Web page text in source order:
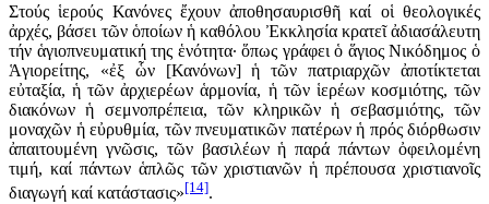
Στούς ἱερούς Κανόνες ἔχουν ἀποθησαυρισθῆ καί οἱ θεολογικές
ἀρχές, βάσει τῶν ὁποίων ἡ καθόλου Ἐκκλησία κρατεῖ ἀδιασάλευτη
τήν ἁγιοπνευματική της ἑνότητα· ὅπως γράφει ὁ ἅγιος Νικόδημος ὁ
Ἁγιορείτης, «ἐξ ὧν [Κανόνων] ἡ τῶν πατριαρχῶν ἀποτίκτεται
εὐταξία, ἡ τῶν ἀρχιερέων ἁρμονία, ἡ τῶν ἱερέων κοσμιότης, τῶν
διακόνων ἡ σεμνοπρέπεια, τῶν κληρικῶν ἡ σεβασμιότης, τῶν
μοναχῶν ἡ εὐρυθμία, τῶν πνευματικῶν πατέρων ἡ πρός διόρθωσιν
ἀπαιτουμένη γνῶσις, τῶν βασιλέων ἡ παρά πάντων ὀφειλομένη
τιμή, καί πάντων ἁπλῶς τῶν χριστιανῶν ἡ πρέπουσα χριστιανοῖς
διαγωγή καί κατάστασις»[14].